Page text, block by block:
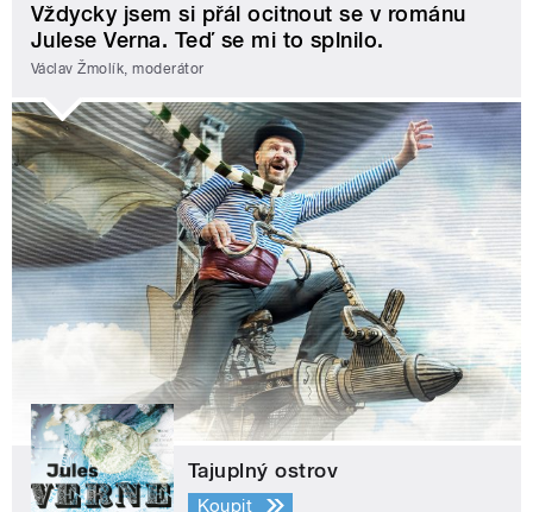
Vždycky jsem si přál ocitnout se v románu
Julese Verna. Teď se mi to splnilo.
Václav Žmolík, moderátor
Tajuplný ostrov
Koupit